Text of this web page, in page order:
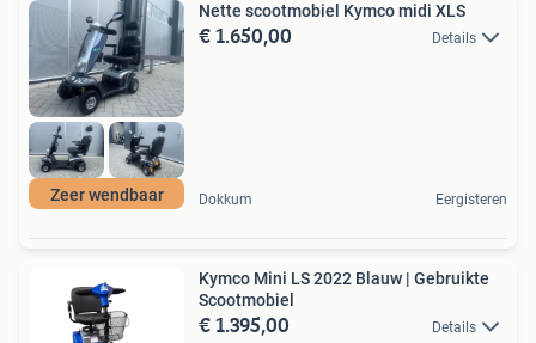
Zeer wendbaar
Nette scootmobiel Kymco midi XLS
€ 1.650,00 Details
Dokkum Eergisteren
Kymco Mini LS 2022 Blauw | Gebruikte
Scootmobiel
€ 1.395,00 Details